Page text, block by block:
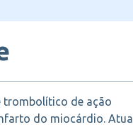
trombolítico de ação
do miocárdio. Atua